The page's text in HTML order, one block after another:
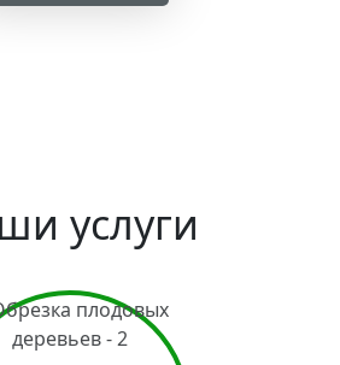
услуги